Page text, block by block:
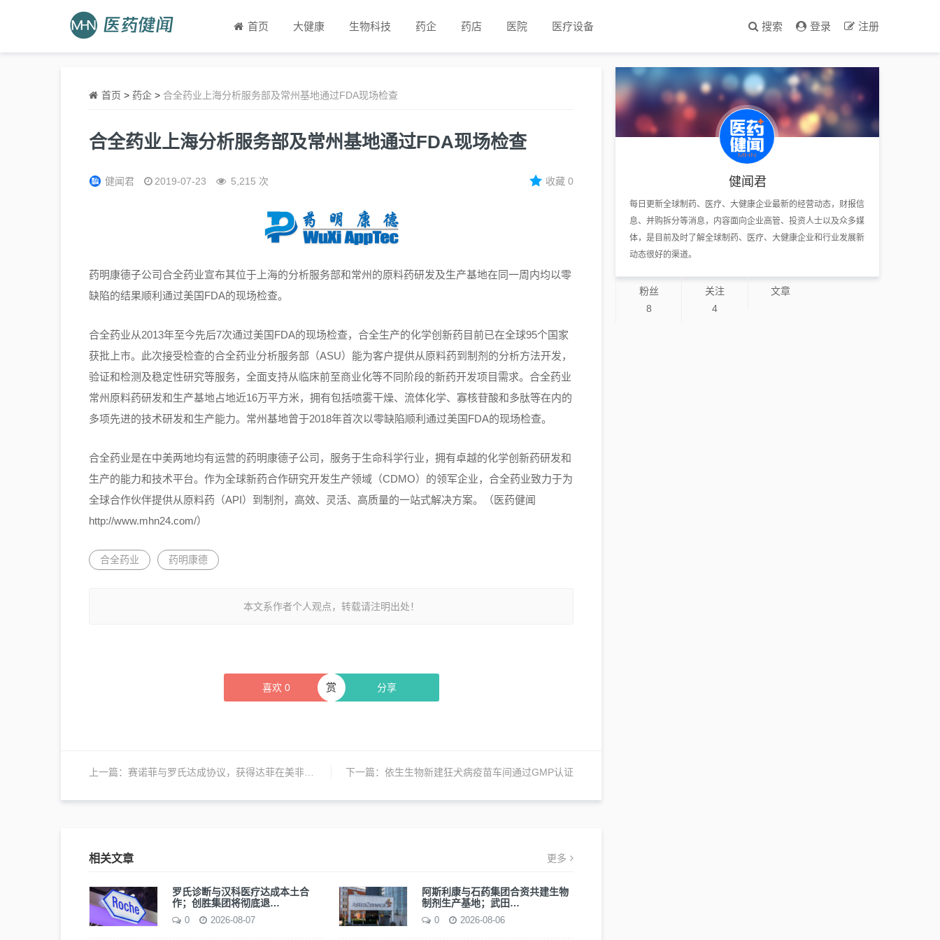
首页 大健康 生物科技 药企 药店 医院 医疗设备 搜索 登录 注册
首页 > 药企 > 合全药业上海分析服务部及常州基地通过FDA现场检查
合全药业上海分析服务部及常州基地通过FDA现场检查
健闻君 2019-07-23 5,215 次 收藏0
药明康德子公司合全药业宣布其位于上海的分析服务部和常州的原料药研发及生产基地在同一周内均以零
缺陷的结果顺利通过美国FDA的现场检查。
合全药业从2013年至今先后7次通过美国FDA的现场检查，合全生产的化学创新药目前已在全球95个国家
获批上市。此次接受检查的合全药业分析服务部（ASU）能为客户提供从原料药到制剂的分析方法开发，
验证和检测及稳定性研究等服务，全面支持从临床前至商业化等不同阶段的新药开发项目需求。合全药业
常州原料药研发和生产基地占地近16万平方米，拥有包括喷雾干燥、流体化学、寡核苷酸和多肽等在内的
多项先进的技术研发和生产能力。常州基地曾于2018年首次以零缺陷顺利通过美国FDA的现场检查。
合全药业是在中美两地均有运营的药明康德子公司，服务于生命科学行业，拥有卓越的化学创新药研发和
生产的能力和技术平台。作为全球新药合作研究开发生产领域（CDMO）的领军企业，合全药业致力于为
全球合作伙伴提供从原料药（API）到制剂，高效、灵活、高质量的一站式解决方案。（医药健闻
http://www.mhn24.com/）
合全药业 药明康德
本文系作者个人观点，转载请注明出处！
喜欢 0 分享
赏
上一篇： 赛诺菲与罗氏达成协议，获得达菲在美非处方药独家权限 下一篇： 依生生物新建狂犬病疫苗车间通过GMP认证
相关文章 更多
罗氏诊断与汉科医疗达成本土合
作；创胜集团将彻底退…
0 2026-08-07
阿斯利康与石药集团合资共建生物
制剂生产基地；武田…
0 2026-08-06
健闻君
每日更新全球制药、医疗、大健康企业最新的经营动态，财报信
息、并购拆分等消息，内容面向企业高管、投资人士以及众多媒
体，是目前及时了解全球制药、医疗、大健康企业和行业发展新
动态很好的渠道。
粉丝
8
关注
4
文章